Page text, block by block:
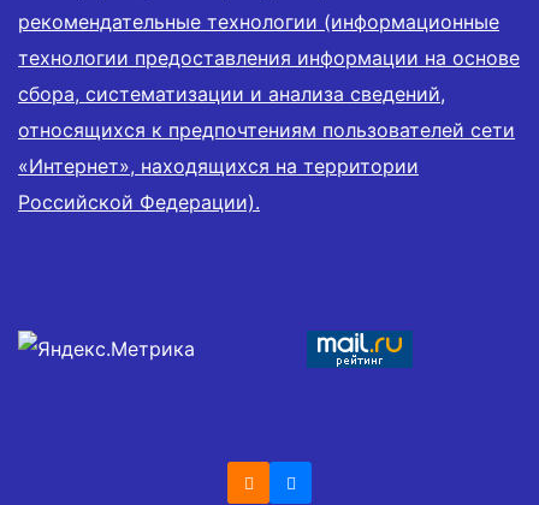
рекомендательные технологии (информационные
технологии предоставления информации на основе
сбора, систематизации и анализа сведений,
относящихся к предпочтениям пользователей сети
«Интернет», находящихся на территории
Российской Федерации).